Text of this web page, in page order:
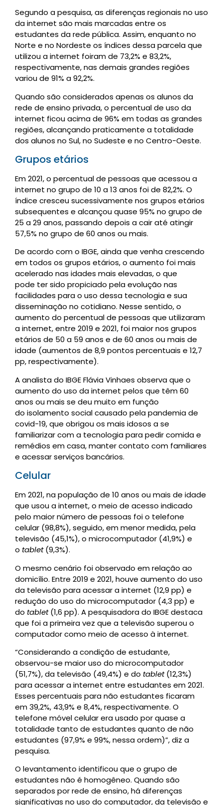
Segundo a pesquisa, as diferenças regionais no uso
da internet são mais marcadas entre os
estudantes da rede pública. Assim, enquanto no
Norte e no Nordeste os índices dessa parcela que
utilizou a internet foiram de 73,2% e 83,2%,
respectivamente, nas demais grandes regiões
variou de 91% a 92,2%.
Quando são considerados apenas os alunos da
rede de ensino privada, o percentual de uso da
internet ficou acima de 96% em todas as grandes
regiões, alcançando praticamente a totalidade
dos alunos no Sul, no Sudeste e no Centro-Oeste.
Grupos etários
Em 2021, o percentual de pessoas que acessou a
internet no grupo de 10 a 13 anos foi de 82,2%. O
índice cresceu sucessivamente nos grupos etários
subsequentes e alcançou quase 95% no grupo de
25 a 29 anos, passando depois a cair até atingir
57,5% no grupo de 60 anos ou mais.
De acordo com o IBGE, ainda que venha crescendo
em todos os grupos etários, o aumento foi mais
acelerado nas idades mais elevadas, o que
pode ter sido propiciado pela evolução nas
facilidades para o uso dessa tecnologia e sua
disseminação no cotidiano. Nesse sentido, o
aumento do percentual de pessoas que utilizaram
a internet, entre 2019 e 2021, foi maior nos grupos
etários de 50 a 59 anos e de 60 anos ou mais de
idade (aumentos de 8,9 pontos percentuais e 12,7
pp, respectivamente).
A analista do IBGE Flávia Vinhaes observa que o
aumento do uso da internet pelos que têm 60
anos ou mais se deu muito em função
do isolamento social causado pela pandemia de
covid-19, que obrigou os mais idosos a se
familiarizar com a tecnologia para pedir comida e
remédios em casa, manter contato com familiares
e acessar serviços bancários.
Celular
Em 2021, na população de 10 anos ou mais de idade
que usou a internet, o meio de acesso indicado
pelo maior número de pessoas foi o telefone
celular (98,8%), seguido, em menor medida, pela
televisão (45,1%), o microcomputador (41,9%) e
o tablet(9,3%).
O mesmo cenário foi observado em relação ao
domicílio. Entre 2019 e 2021, houve aumento do uso
da televisão para acessar a internet (12,9 pp) e
redução do uso do microcomputador (4,3 pp) e
do tablet(1,6 pp). A pesquisadora do IBGE destaca
que foi a primeira vez que a televisão superou o
computador como meio de acesso à internet.
“Considerando a condição de estudante,
observou-se maior uso do microcomputador
(51,7%), da televisão (49,4%) e do tablet(12,3%)
para acessar a internet entre estudantes em 2021.
Esses percentuais para não estudantes ficaram
em 39,2%, 43,9% e 8,4%, respectivamente. O
telefone móvel celular era usado por quase a
totalidade tanto de estudantes quanto de não
estudantes (97,9% e 99%, nessa ordem)”, diz a
pesquisa.
O levantamento identificou que o grupo de
estudantes não é homogêneo. Quando são
separados por rede de ensino, há diferenças
significativas no uso do computador, da televisão e